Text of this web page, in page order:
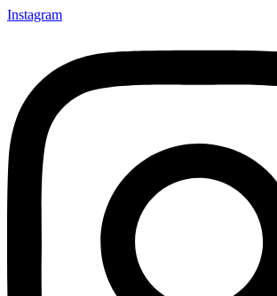
Instagram